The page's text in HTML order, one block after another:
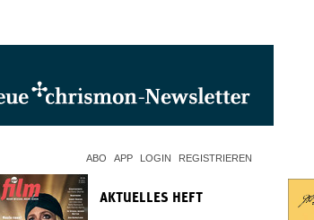
ABO APP LOGIN REGISTRIEREN
AKTUELLES HEFT